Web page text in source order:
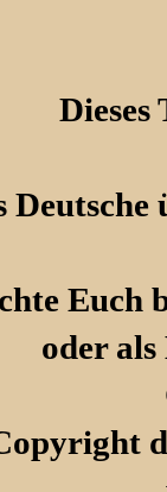
Deutsche
Euch
oder als